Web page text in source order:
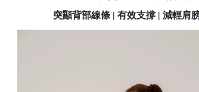
突顯背部線條 | 有效支撐 | 減輕肩